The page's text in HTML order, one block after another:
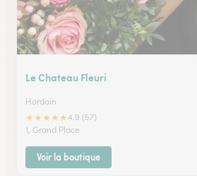
Le Chateau Fleuri
Hordain
★★★★★4.9 (57)
1, Grand Place
Voir la boutique